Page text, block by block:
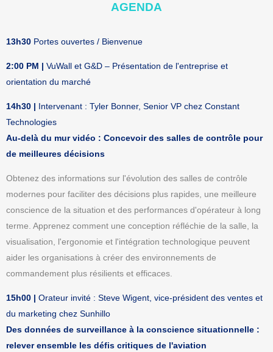
AGENDA
13h30 Portes ouvertes / Bienvenue
2:00 PM | VuWall et G&D – Présentation de l'entreprise et
orientation du marché
14h30 | Intervenant : Tyler Bonner, Senior VP chez Constant
Technologies
Au-delà du mur vidéo : Concevoir des salles de contrôle pour
de meilleures décisions
Obtenez des informations sur l'évolution des salles de contrôle
modernes pour faciliter des décisions plus rapides, une meilleure
conscience de la situation et des performances d'opérateur à long
terme. Apprenez comment une conception réfléchie de la salle, la
visualisation, l'ergonomie et l'intégration technologique peuvent
aider les organisations à créer des environnements de
commandement plus résilients et efficaces.
15h00 | Orateur invité : Steve Wigent, vice-président des ventes et
du marketing chez Sunhillo
Des données de surveillance à la conscience situationnelle :
relever ensemble les défis critiques de l'aviation